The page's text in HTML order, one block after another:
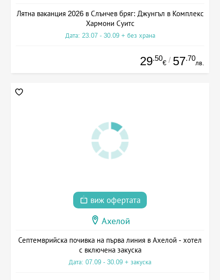
Лятна ваканция 2026 в Слънчев бряг: Джунгъл в Комплекс
Хармони Суитс
Дата: 23.07 - 30.09 + без храна
29.50
€ / 57.70
лв.
виж офертата
Ахелой
Септемврийска почивка на първа линия в Ахелой - хотел
с включена закуска
Дата: 07.09 - 30.09 + закуска